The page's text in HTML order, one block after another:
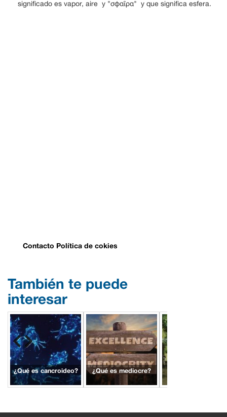
significado es vapor, aire y "σφαῖρα" y que significa esfera.
Contacto Política de cokies
También te puede
interesar
¿Qué es cancroideo? ¿Qué es mediocre?